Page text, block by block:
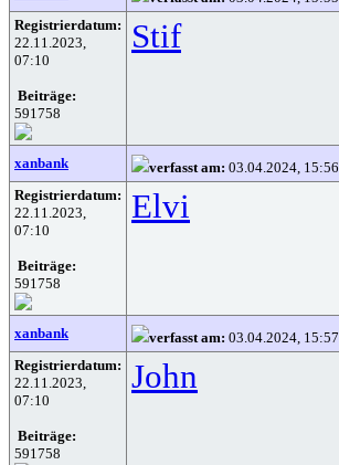
Registrierdatum:
22.11.2023,
07:10
Beiträge:
591758
Stif
xanbank verfasst am: 03.04.2024, 15:56
Registrierdatum:
22.11.2023,
07:10
Beiträge:
591758
Elvi
xanbank verfasst am: 03.04.2024, 15:57
Registrierdatum:
22.11.2023,
07:10
Beiträge:
591758
John